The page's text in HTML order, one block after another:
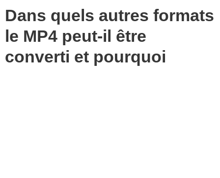
Dans quels autres formats
le MP4 peut-il être
converti et pourquoi